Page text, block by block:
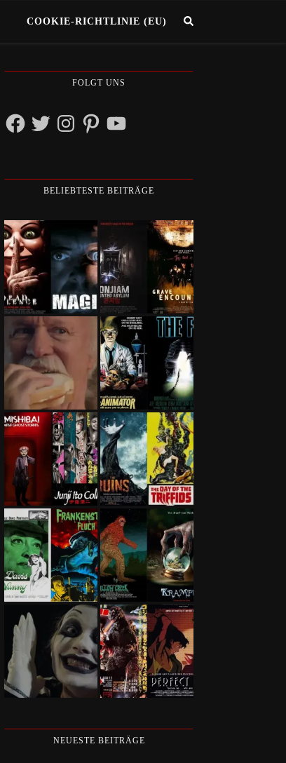
COOKIE-RICHTLINIE (EU)
FOLGT UNS
FacebookTwitterInstagramPinterestYouTube
BELIEBTESTE BEITRÄGE
NEUESTE BEITRÄGE